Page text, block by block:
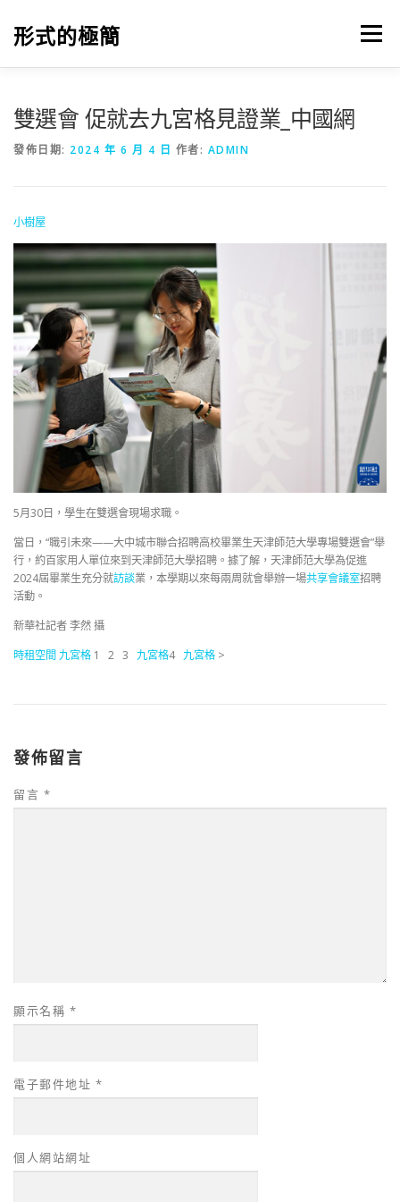
形式的極簡 選單
雙選會 促就去九宮格見證業_中國網
發佈日期: 2024 年 6 月 4 日 作者: ADMIN
小樹屋
5月30日，學生在雙選會現場求職。
當日，“職引未來——大中城市聯合招聘高校畢業生天津師范大學專場雙選會”舉
行，約百家用人單位來到天津師范大學招聘。據了解，天津師范大學為促進
2024屆畢業生充分就訪談業，本學期以來每兩周就會舉辦一場共享會議室招聘
活動。
新華社記者 李然 攝
時租空間九宮格 1 2 3 九宮格4 九宮格 >
發佈留言
留言 *
顯示名稱 *
電子郵件地址 *
個人網站網址